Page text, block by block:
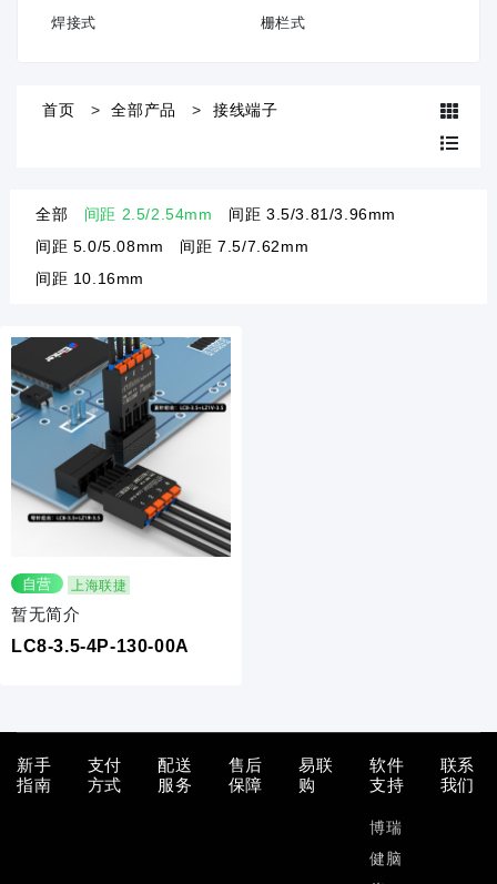
焊接式
栅栏式
首页 全部产品 接线端子
全部 间距 2.5/2.54mm
间距 3.5/3.81/3.96mm
间距 5.0/5.08mm
间距 7.5/7.62mm
间距 10.16mm
自营 上海联捷
暂无简介
LC8-3.5-4P-130-00A
新手
指南
支付
方式
配送
服务
售后
保障
易联
购
软件
支持
博瑞
健脑
联系
我们